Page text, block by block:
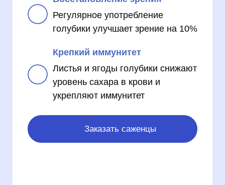
Регулярное употребление
голубики улучшает зрение на 10%
Крепкий иммунитет
Листья и ягоды голубики снижают
уровень сахара в крови и
укрепляют иммунитет
Заказать саженцы